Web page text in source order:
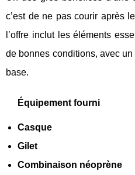
c’est de ne pas courir après
l’offre inclut les éléments
de bonnes conditions, avec
base.
Équipement fourni
Casque
Gilet
Combinaison néoprène